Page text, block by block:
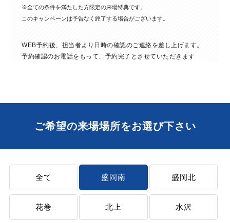
※全ての条件を満たした方限定の来場特典です。
このキャンペーンは予告なく終了する場合がございます。
WEB予約後、担当者より日時の確認のご連絡を差し上げます。
予約確認のお電話をもって、予約完了とさせていただきます
ご希望の来場場所をお選び下さい
全て 盛岡南 盛岡北
花巻 北上 水沢